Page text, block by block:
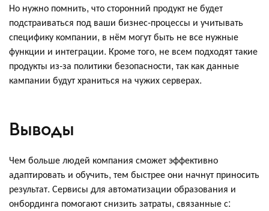
Но нужно помнить, что сторонний продукт не будет
подстраиваться под ваши бизнес-процессы и учитывать
специфику компании, в нём могут быть не все нужные
функции и интеграции. Кроме того, не всем подходят такие
продукты из-за политики безопасности, так как данные
кампании будут храниться на чужих серверах.
Выводы
Чем больше людей компания сможет эффективно
адаптировать и обучить, тем быстрее они начнут приносить
результат. Сервисы для автоматизации образования и
онбординга помогают снизить затраты, связанные с: